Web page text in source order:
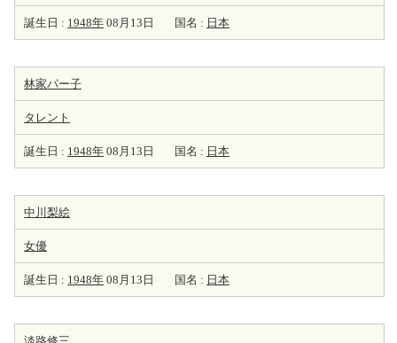
誕生日 : 1948年 08月13日 国名 : 日本
林家パー子
タレント
誕生日 : 1948年 08月13日 国名 : 日本
中川梨絵
女優
誕生日 : 1948年 08月13日 国名 : 日本